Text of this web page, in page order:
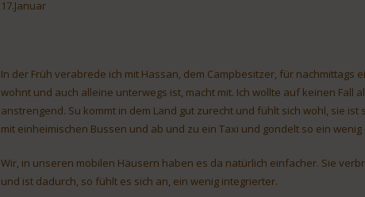
17.Januar
In der Früh verabrede ich mit Hassan, dem Campbesitzer, für nachmittags
wohnt und auch alleine unterwegs ist, macht mit. Ich wollte auf keinen Fall
anstrengend. Su kommt in dem Land gut zurecht und fühlt sich wohl, sie
mit einheimischen Bussen und ab und zu ein Taxi und gondelt so ein wenig
Wir, in unseren mobilen Häusern haben es da natürlich einfacher. Sie
und ist dadurch, so fühlt es sich an, ein wenig integrierter.